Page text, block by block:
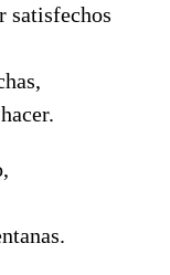
satisfechos